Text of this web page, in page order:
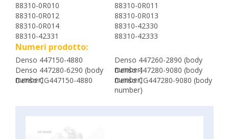
88310-0R010
88310-0R011
88310-0R012
88310-0R013
88310-0R014
88310-42330
88310-42331
88310-42333
Numeri prodotto:
Denso 447150-4880
Denso 447260-2890 (body
number)
Denso 447280-6290 (body
number)
Denso 447280-9080 (body
number)
Denso CG447150-4880
Denso CG447280-9080 (body
number)